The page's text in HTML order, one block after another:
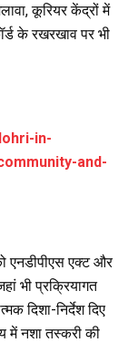
कूरियर केंद्रों में
के रखरखाव पर भी
in-
and-
एनडीपीएस एक्ट और
भी प्रक्रियागत
दिशा-निर्देश दिए
में नशा तस्करी की